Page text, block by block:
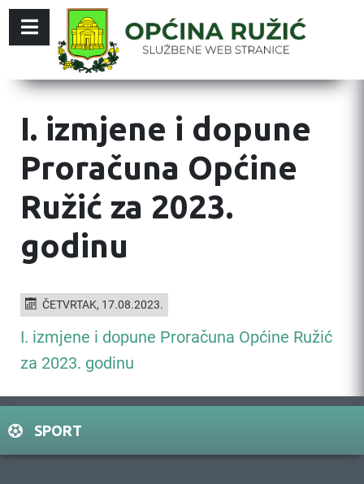
I. izmjene i dopune
Proračuna Općine
Ružić za 2023.
godinu
ČETVRTAK, 17.08.2023.
I. izmjene i dopune Proračuna Općine Ružić
za 2023. godinu
SPORT